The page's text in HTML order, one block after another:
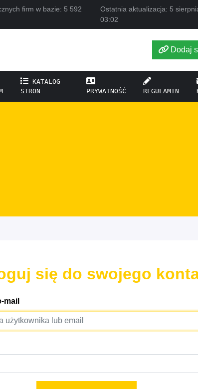
firm w bazie: 5 592
Ostatnia aktualizacja: 5
03:02
Dodaj
KATALOG
STRON
PRYWATNOŚĆ REGULAMIN
się do swojego
mail